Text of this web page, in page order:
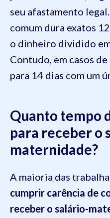
seu afastamento
comum dura exatos
o dinheiro dividido
Contudo, em casos
para 14 dias com um
Quanto tempo
para receber o
maternidade?
A maioria das
cumprir carência de
receber o salário-